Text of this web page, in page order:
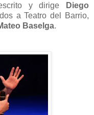
y dirige
Diego
a Teatro del Barrio,
Baselga.